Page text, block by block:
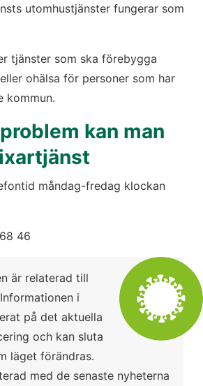
utomhustjänster fungerar som
tjänster som ska förebygga
ohälsa för personer som har
kommun.
kan man
måndag-fredag klockan
46
är relaterad till
i
på det aktuella
och kan sluta
läget förändras.
med de senaste nyheterna